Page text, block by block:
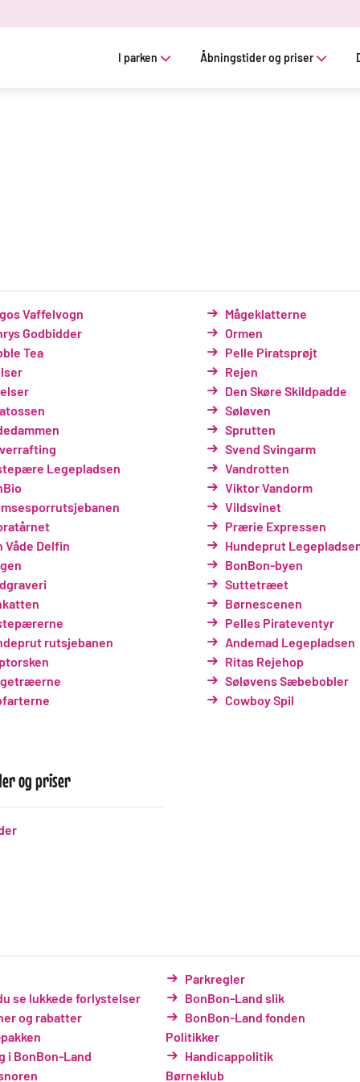
I parken Åbningstider og priser
Vaffelvogn
Godbidder
Tea
Legepladsen
Våde Delfin
rutsjebanen
Mågeklatterne
Ormen
Pelle Piratsprøjt
Rejen
Den Skøre Skildpadde
Søløven
Sprutten
Svend Svingarm
Vandrotten
Viktor Vandorm
Vildsvinet
Prærie Expressen
Hundeprut
BonBon-byen
Suttetræet
Børnescenen
Pelles Pirateventyr
Andemad Legepladsen
Ritas Rejehop
Søløvens Sæbebobler
Cowboy Spil
og priser
se lukkede forlystelser
og rabatter
i BonBon-Land
Parkregler
BonBon-Land slik
BonBon-Land fonden
Politikker
Handicappolitik
Børneklub